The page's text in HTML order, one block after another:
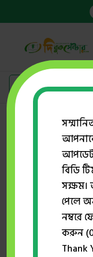
Showing the single
Show sidebarআপডেট
বিডি
সক্ষম।
পেলে
নম্বরে
করুন (0
Thank